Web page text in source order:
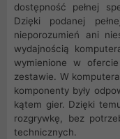
dostępność pełnej
Dzięki podanej
nieporozumień ani
wydajnością
wymienione w
zestawie. W
komponenty były
kątem gier. Dzięki
rozgrywkę, bez
technicznych.